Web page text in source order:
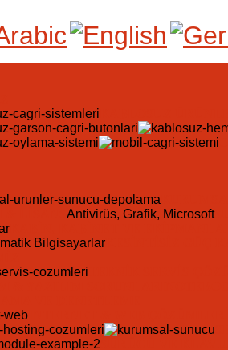
Antivirüs, Grafik, Microsoft
Bilgisayarlar